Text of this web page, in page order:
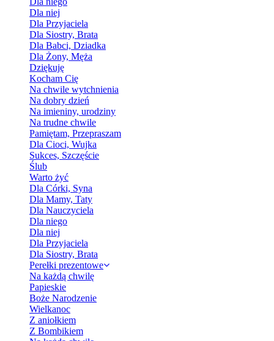
Dla niej
Dla Przyjaciela
Dla Siostry, Brata
Dla Babci, Dziadka
Dla Żony, Męża
Dziękuję
Kocham Cię
Na chwile wytchnienia
Na dobry dzień
Na imieniny, urodziny
Na trudne chwile
Pamiętam, Przepraszam
Dla Cioci, Wujka
Sukces, Szczęście
Ślub
Warto żyć
Dla Córki, Syna
Dla Mamy, Taty
Dla Nauczyciela
Dla niego
Dla niej
Dla Przyjaciela
Dla Siostry, Brata
Perełki prezentowe
Na każdą chwilę
Papieskie
Boże Narodzenie
Wielkanoc
Z aniołkiem
Z Bombikiem